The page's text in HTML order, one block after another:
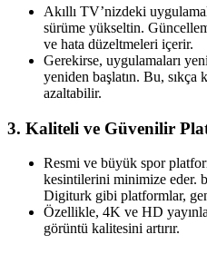
Akıllı TV’nizdeki
sürüme yükseltin.
ve hata düzeltmeleri içerir.
Gerekirse, uygulamaları
yeniden başlatın. Bu, sıkça
azaltabilir.
3. Kaliteli ve Güvenilir
Resmi ve büyük spor
kesintilerini minimize eder.
Digiturk gibi platformlar,
Özellikle, 4K ve HD
görüntü kalitesini artırır.